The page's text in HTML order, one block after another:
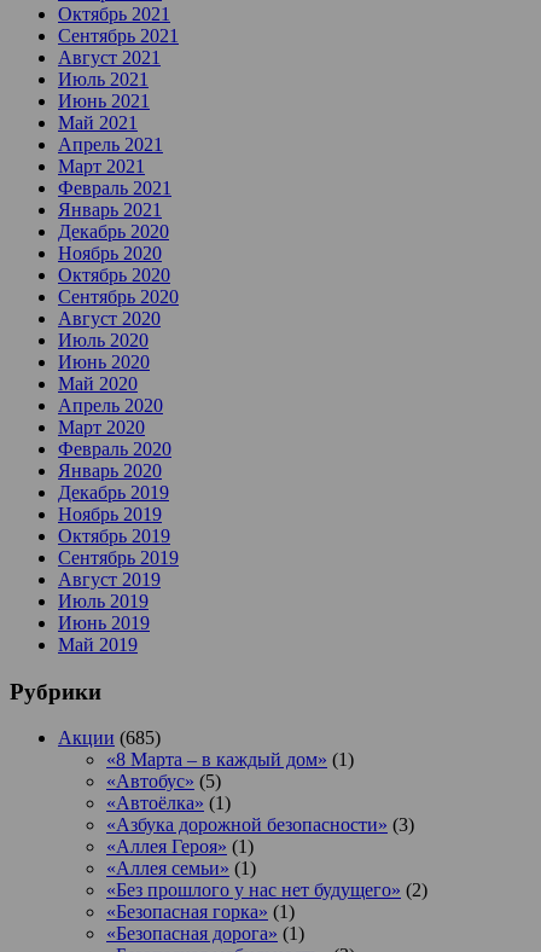
Октябрь 2021
Сентябрь 2021
Август 2021
Июль 2021
Июнь 2021
Май 2021
Апрель 2021
Март 2021
Февраль 2021
Январь 2021
Декабрь 2020
Ноябрь 2020
Октябрь 2020
Сентябрь 2020
Август 2020
Июль 2020
Июнь 2020
Май 2020
Апрель 2020
Март 2020
Февраль 2020
Январь 2020
Декабрь 2019
Ноябрь 2019
Октябрь 2019
Сентябрь 2019
Август 2019
Июль 2019
Июнь 2019
Май 2019
Рубрики
Акции (685)
«8 Марта – в каждый дом» (1)
«Автобус» (5)
«Автоёлка» (1)
«Азбука дорожной безопасности» (3)
«Аллея Героя» (1)
«Аллея семьи» (1)
«Без прошлого у нас нет будущего» (2)
«Безопасная горка» (1)
«Безопасная дорога» (1)